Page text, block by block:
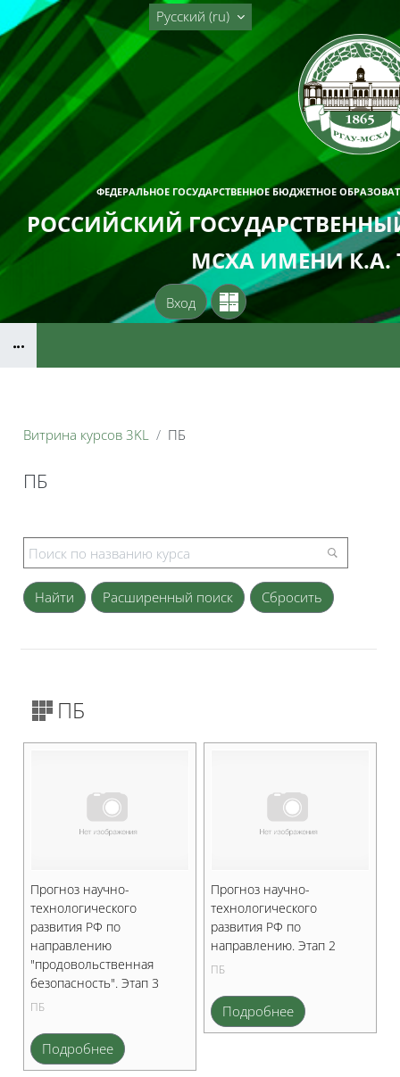
Перейти к основному содержанию
ФЕДЕРАЛЬНОЕ ГОСУДАРСТВЕННОЕ БЮДЖЕТНОЕ
РОССИЙСКИЙ
МСХА ИМЕНИ К.А.
Русский ‎(ru)‎
Вход
Витрина курсов 3KL ПБ
ПБ
Расширенный поиск
ПБ
Прогноз научно-
технологического
развития РФ по
направлению
"продовольственная
безопасность". Этап 3
ПБ
Подробнее
Прогноз научно-
технологического
развития РФ по
направлению. Этап 2
ПБ
Подробнее